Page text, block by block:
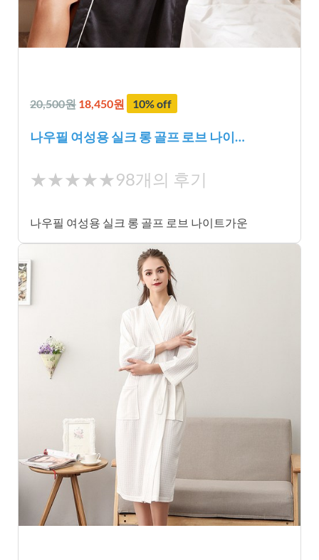
20,500원 18,450원 10% off
나우필 여성용 실크 롱 골프 로브 나이…
★
★
★
★
★★★★★98개의 후기
나우필 여성용 실크 롱 골프 로브 나이트가운